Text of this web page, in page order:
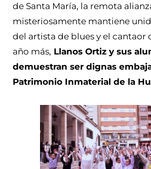
de Santa María, la remota
misteriosamente mantiene
del artista de blues y el cantaor
año más, Llanos Ortiz y sus
demuestran ser dignas
Patrimonio Inmaterial de la